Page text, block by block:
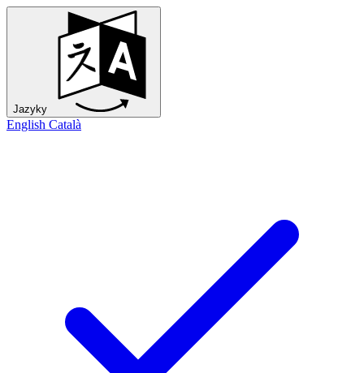
Jazyky
English Català